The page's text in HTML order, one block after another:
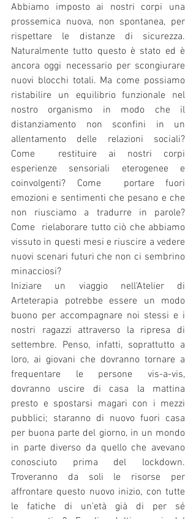
Abbiamo imposto ai nostri corpi una
prossemica nuova, non spontanea, per
rispettare le distanze di sicurezza.
Naturalmente tutto questo è stato ed è
ancora oggi necessario per scongiurare
nuovi blocchi totali. Ma come possiamo
ristabilire un equilibrio funzionale nel
nostro organismo in modo che il
distanziamento non sconfini in un
allentamento delle relazioni sociali?
Come  restituire ai nostri corpi
esperienze sensoriali eterogenee e
coinvolgenti? Come  portare fuori
emozioni e sentimenti che pesano e che
non riusciamo a tradurre in parole?
Come  rielaborare tutto ciò che abbiamo
vissuto in questi mesi e riuscire a vedere
nuovi scenari futuri che non ci sembrino
minacciosi?
Iniziare un viaggio nell'Atelier di
Arteterapia potrebbe essere un modo
buono per accompagnare noi stessi e i
nostri ragazzi attraverso la ripresa di
settembre. Penso, infatti, soprattutto a
loro, ai giovani che dovranno tornare a
frequentare le persone vis-a-vis,
dovranno uscire di casa la mattina
presto e spostarsi magari con i mezzi
pubblici; staranno di nuovo fuori casa
per buona parte del giorno, in un mondo
in parte diverso da quello che avevano
conosciuto prima del lockdown.
Troveranno da soli le risorse per
affrontare questo nuovo inizio, con tutte
le fatiche di un'età già di per sé